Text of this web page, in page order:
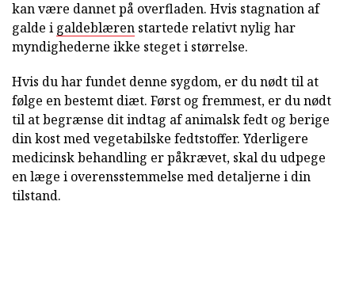
kan være dannet på overfladen. Hvis stagnation af
galde i galdeblæren startede relativt nylig har
myndighederne ikke steget i størrelse.
Hvis du har fundet denne sygdom, er du nødt til at
følge en bestemt diæt. Først og fremmest, er du nødt
til at begrænse dit indtag af animalsk fedt og berige
din kost med vegetabilske fedtstoffer. Yderligere
medicinsk behandling er påkrævet, skal du udpege
en læge i overensstemmelse med detaljerne i din
tilstand.